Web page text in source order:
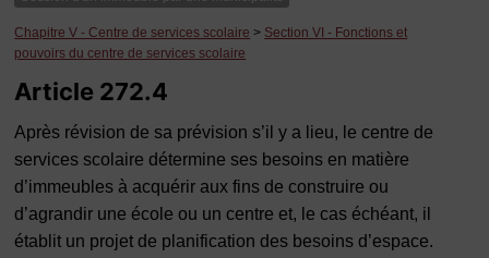
Chapitre V - Centre de services scolaire > Section VI - Fonctions et
pouvoirs du centre de services scolaire
Article 272.4
Après révision de sa prévision s’il y a lieu, le centre de
services scolaire détermine ses besoins en matière
d’immeubles à acquérir aux fins de construire ou
d’agrandir une école ou un centre et, le cas échéant, il
établit un projet de planification des besoins d’espace.